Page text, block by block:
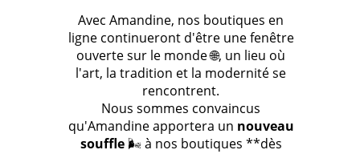
Avec Amandine, nos boutiques en
ligne continueront d'être une fenêtre
ouverte sur le monde 🌐, un lieu où
l'art, la tradition et la modernité se
rencontrent.
Nous sommes convaincus
qu'Amandine apportera un nouveau
souffle🌬️ à nos boutiques **dès